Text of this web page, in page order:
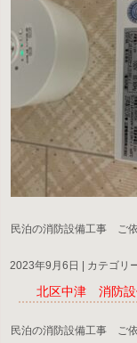
民泊の消防設備工事 ご依
2023年9月6日 カテゴリ
北区中津 消防設
民泊の消防設備工事 ご依